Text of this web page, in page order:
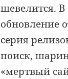
шевелится. В
обновление
серия
поиск,
«мертвый